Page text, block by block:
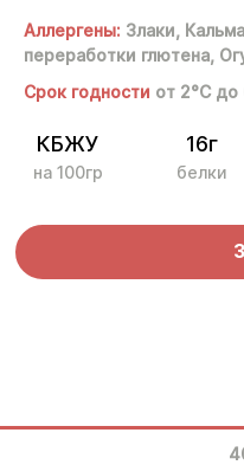
Аллергены: Злаки,
переработки глютена,
Срок годности от 2°С до
КБЖУ
на 100гр
16г
белки